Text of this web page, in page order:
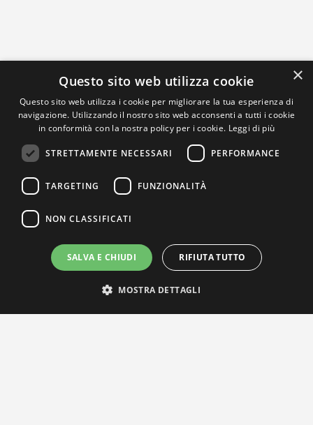
×
Questo sito web utilizza cookie
Questo sito web utilizza i cookie per migliorare la tua esperienza di
navigazione. Utilizzando il nostro sito web acconsenti a tutti i cookie
in conformità con la nostra policy per i cookie. Leggi di più
STRETTAMENTE NECESSARI PERFORMANCE
TARGETING FUNZIONALITÀ
NON CLASSIFICATI
SALVA E CHIUDI RIFIUTA TUTTO
MOSTRA DETTAGLI